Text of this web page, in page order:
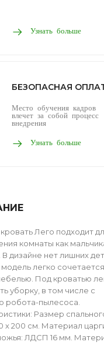
Узнать больше
БЕЗОПАСНАЯ
Место обучения кадров
влечет за собой процесс
внедрения
Узнать больше
Лего подходит
комнаты как
В дизайне нет лишних
легко
Под кроватью
уборку, в том числе с
робота-пылесоса.
Размер
х 200 см. Материал
ЛДСП 16 мм.